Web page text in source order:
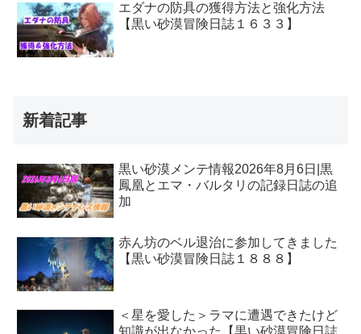
エダナの防具の獲得方法と強化方法
【黒い砂漠冒険日誌１６３３】
新着記事
黒い砂漠メンテ情報2026年8月6日|黒
鳳凰とエマ・バルタリの記録日誌の追
加
赤ん坊のベル退治に参加してきました
【黒い砂漠冒険日誌１８８８】
＜星を愛した＞ラマに遭遇できたけど